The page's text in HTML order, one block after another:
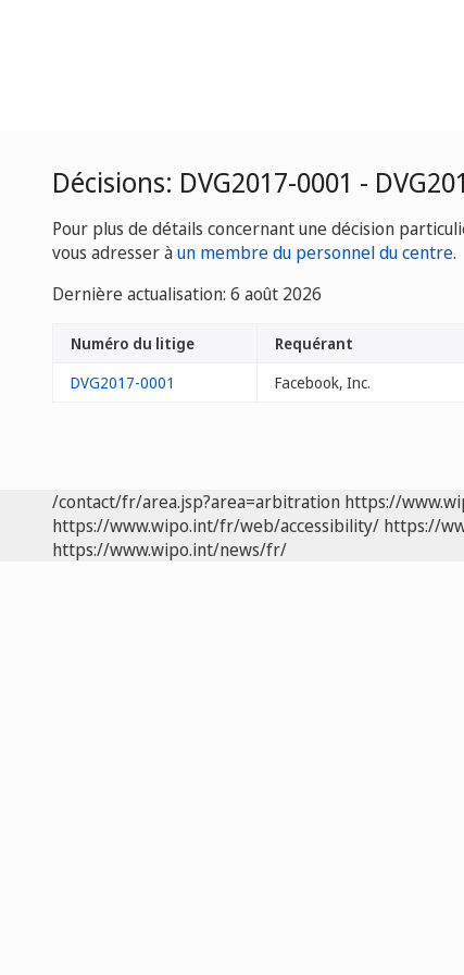
Décisions: DVG2017-0001 -
Pour plus de détails concernant une décision
vous adresser àun membre du personnel du centre.
Dernière actualisation: 6 août 2026
Numéro du litige Requérant
DVG2017-0001
Facebook, Inc.
/contact/fr/area.jsp?area=arbitration https://
https://www.wipo.int/fr/web/accessibility/ https://
https://www.wipo.int/news/fr/